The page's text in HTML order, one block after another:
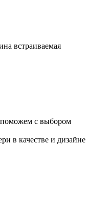
встраиваемая
поможем с выбором
в качестве и дизайне